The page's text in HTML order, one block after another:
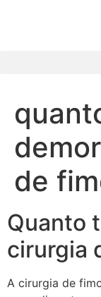
de
Quanto
cirurgia
A cirurgia de